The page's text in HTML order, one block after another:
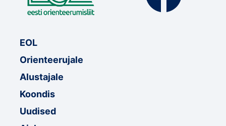
EOL
Orienteerujale
Alustajale
Koondis
Uudised